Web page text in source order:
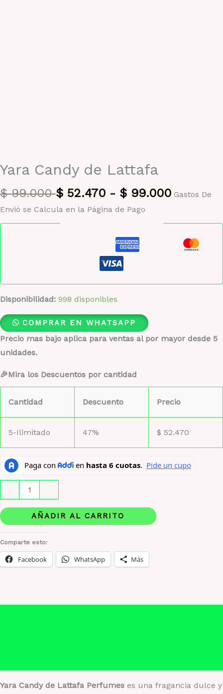
Yara Candy de Lattafa
$99.000 $ 52.470 - $ 99.000 Gastos De
Envió se Calcula en la Página de Pago
Disponibilidad: 998 disponibles
COMPRAR EN WHATSAPP
Precio mas bajo aplica para ventas al por mayor desde 5
unidades.
🎉Mira los Descuentos por cantidad
Cantidad Descuento Precio
5-Ilimitado 47% $ 52.470
Candy
de
Lattafa
cantidad
AÑADIR AL CARRITO
Comparte esto:
Facebook WhatsApp Más
Yara Candy de Lattafa Perfumes es una fragancia dulce y